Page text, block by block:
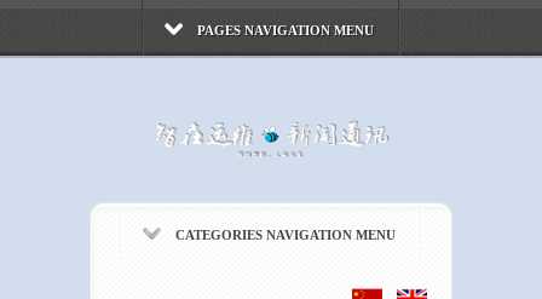
PAGES NAVIGATION MENU
CATEGORIES NAVIGATION MENU